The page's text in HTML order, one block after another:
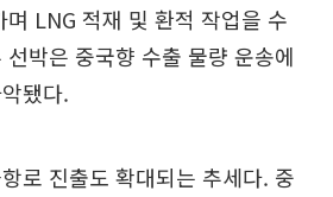
LNG 적재 및 환적 작업을 수
박은 중국향 수출 물량 운송에
됐다.
로 진출도 확대되는 추세다. 중